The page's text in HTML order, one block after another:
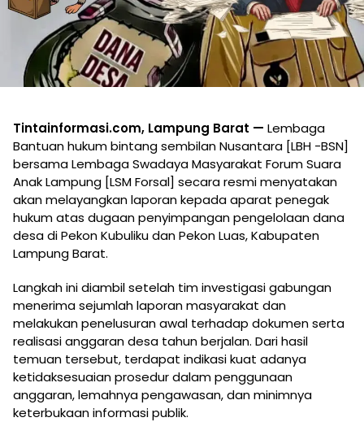
Tintainformasi.com, Lampung Barat — Lembaga
Bantuan hukum bintang sembilan Nusantara [LBH -BSN]
bersama Lembaga Swadaya Masyarakat Forum Suara
Anak Lampung [LSM Forsal] secara resmi menyatakan
akan melayangkan laporan kepada aparat penegak
hukum atas dugaan penyimpangan pengelolaan dana
desa di Pekon Kubuliku dan Pekon Luas, Kabupaten
Lampung Barat.
Langkah ini diambil setelah tim investigasi gabungan
menerima sejumlah laporan masyarakat dan
melakukan penelusuran awal terhadap dokumen serta
realisasi anggaran desa tahun berjalan. Dari hasil
temuan tersebut, terdapat indikasi kuat adanya
ketidaksesuaian prosedur dalam penggunaan
anggaran, lemahnya pengawasan, dan minimnya
keterbukaan informasi publik.